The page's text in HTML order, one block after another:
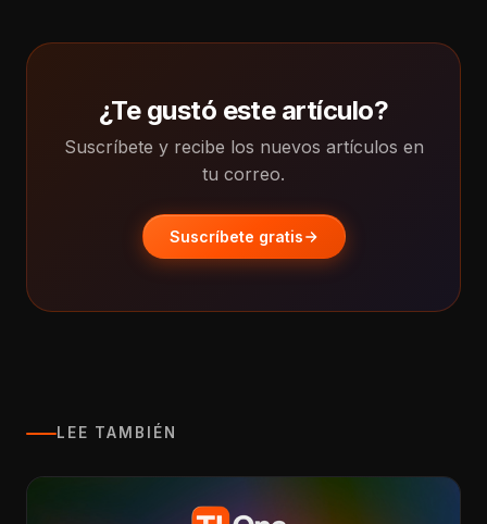
¿Te gustó este artículo?
Suscríbete y recibe los nuevos artículos en
tu correo.
Suscríbete gratis
LEE TAMBIÉN